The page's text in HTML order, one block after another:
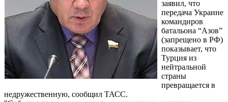
заявил, что
передача Украине
командиров
батальона “Азов”
(запрещено в РФ)
показывает, что
Турция из
нейтральной
страны
превращается в
недружественную, сообщил ТАСС.